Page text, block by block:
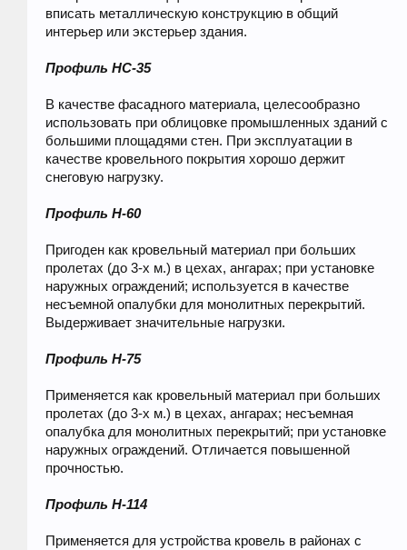
вписать металлическую конструкцию в общий
интерьер или экстерьер здания.
Профиль HC-35
В качестве фасадного материала, целесообразно
использовать при облицовке промышленных зданий с
большими площадями стен. При эксплуатации в
качестве кровельного покрытия хорошо держит
снеговую нагрузку.
Профиль H-60
Пригоден как кровельный материал при больших
пролетах (до 3-х м.) в цехах, ангарах; при установке
наружных ограждений; используется в качестве
несъемной опалубки для монолитных перекрытий.
Выдерживает значительные нагрузки.
Профиль H-75
Применяется как кровельный материал при больших
пролетах (до 3-х м.) в цехах, ангарах; несъемная
опалубка для монолитных перекрытий; при установке
наружных ограждений. Отличается повышенной
прочностью.
Профиль H-114
Применяется для устройства кровель в районах с